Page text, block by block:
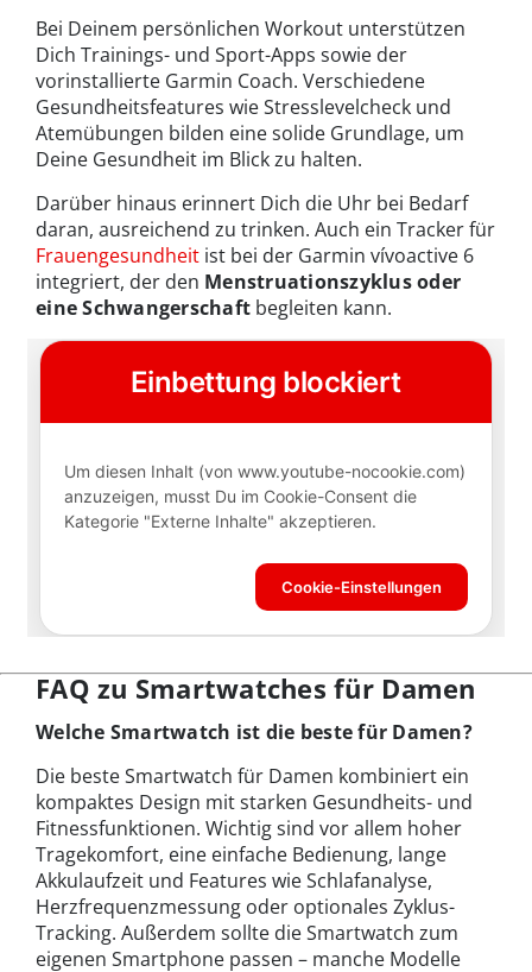
Bei Deinem persönlichen Workout unterstützen
Dich Trainings- und Sport-Apps sowie der
vorinstallierte Garmin Coach. Verschiedene
Gesundheitsfeatures wie Stresslevelcheck und
Atemübungen bilden eine solide Grundlage, um
Deine Gesundheit im Blick zu halten.
Darüber hinaus erinnert Dich die Uhr bei Bedarf
daran, ausreichend zu trinken. Auch ein Tracker für
Frauengesundheit ist bei der Garmin vívoactive 6
integriert, der den Menstruationszyklus oder
eine Schwangerschaft begleiten kann.
FAQ zu Smartwatches für Damen
Welche Smartwatch ist die beste für Damen?
Die beste Smartwatch für Damen kombiniert ein
kompaktes Design mit starken Gesundheits- und
Fitnessfunktionen. Wichtig sind vor allem hoher
Tragekomfort, eine einfache Bedienung, lange
Akkulaufzeit und Features wie Schlafanalyse,
Herzfrequenzmessung oder optionales Zyklus-
Tracking. Außerdem sollte die Smartwatch zum
eigenen Smartphone passen – manche Modelle